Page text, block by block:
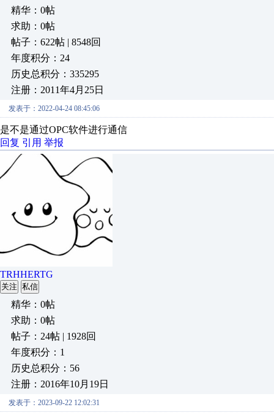
精华：0帖
求助：0帖
帖子：622帖 | 8548回
年度积分：24
历史总积分：335295
注册：2011年4月25日
发表于：2022-04-24 08:45:06
是不是通过OPC软件进行通信
回复 引用 举报
TRHHERTG
关注 私信
精华：0帖
求助：0帖
帖子：24帖 | 1928回
年度积分：1
历史总积分：56
注册：2016年10月19日
发表于：2023-09-22 12:02:31